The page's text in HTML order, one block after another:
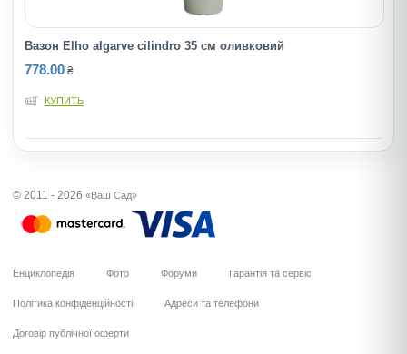
Вазон Elho algarve cilindro 35 см оливковий
778.00 ₴
КУПИТЬ
© 2011 - 2026 «Ваш Сад»
Енциклопедія Фото Форуми Гарантія та сервіс
Політика конфіденційності Адреси та телефони
Договір публічної оферти